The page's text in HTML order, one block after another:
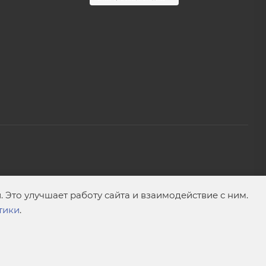
улучшает работу сайта и взаимодействие с ним.
.